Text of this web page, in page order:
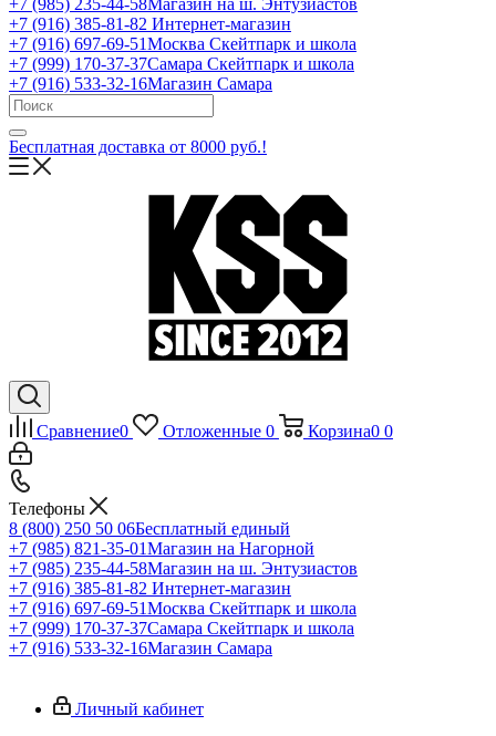
+7 (985) 235-44-58Магазин на ш. Энтузиастов
+7 (916) 385-81-82 Интернет-магазин
+7 (916) 697-69-51Москва Скейтпарк и школа
+7 (999) 170-37-37Самара Скейтпарк и школа
+7 (916) 533-32-16Магазин Самара
Бесплатная доставка от 8000 руб.!
Сравнение0 Отложенные 0 Корзина0 0
Телефоны
8 (800) 250 50 06Бесплатный единый
+7 (985) 821-35-01Магазин на Нагорной
+7 (985) 235-44-58Магазин на ш. Энтузиастов
+7 (916) 385-81-82 Интернет-магазин
+7 (916) 697-69-51Москва Скейтпарк и школа
+7 (999) 170-37-37Самара Скейтпарк и школа
+7 (916) 533-32-16Магазин Самара
Личный кабинет